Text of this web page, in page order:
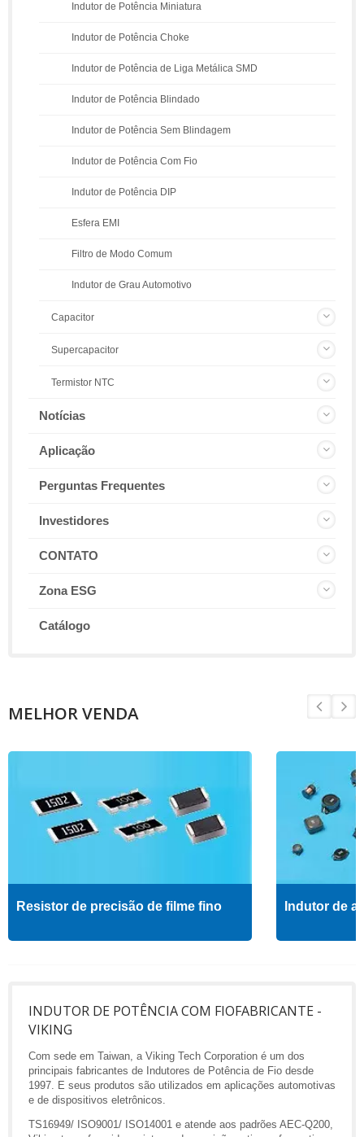
Indutor de Potência Miniatura
Indutor de Potência Choke
Indutor de Potência de Liga Metálica SMD
Indutor de Potência Blindado
Indutor de Potência Sem Blindagem
Indutor de Potência Com Fio
Indutor de Potência DIP
Esfera EMI
Filtro de Modo Comum
Indutor de Grau Automotivo
Capacitor
Supercapacitor
Termistor NTC
Notícias
Aplicação
Perguntas Frequentes
Investidores
CONTATO
Zona ESG
Catálogo
MELHOR VENDA
Resistor de precisão de filme fino Indutor de
INDUTOR DE POTÊNCIA COM FIOFABRICANTE -
VIKING
Com sede em Taiwan, a Viking Tech Corporation é um dos
principais fabricantes de Indutores de Potência de Fio desde
1997. E seus produtos são utilizados em aplicações automotivas
e de dispositivos eletrônicos.
TS16949/ ISO9001/ ISO14001 e atende aos padrões AEC-Q200,